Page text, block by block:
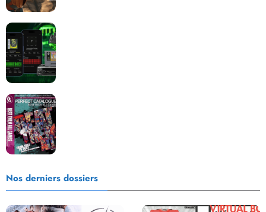
Nos derniers dossiers